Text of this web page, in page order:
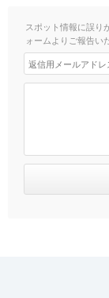
スポット情報に誤り
ォームよりご報告い